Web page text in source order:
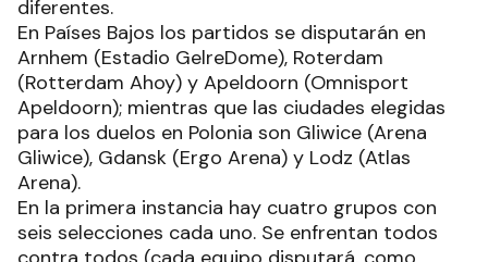
diferentes.
En Países Bajos los partidos se disputarán en
Arnhem (Estadio GelreDome), Roterdam
(Rotterdam Ahoy) y Apeldoorn (Omnisport
Apeldoorn); mientras que las ciudades elegidas
para los duelos en Polonia son Gliwice (Arena
Gliwice), Gdansk (Ergo Arena) y Lodz (Atlas
Arena).
En la primera instancia hay cuatro grupos con
seis selecciones cada uno. Se enfrentan todos